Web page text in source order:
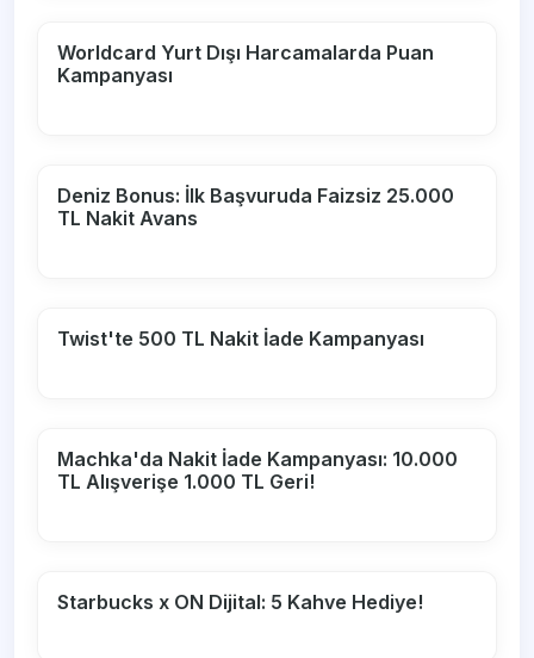
Worldcard Yurt Dışı Harcamalarda Puan
Kampanyası
Deniz Bonus: İlk Başvuruda Faizsiz 25.000
TL Nakit Avans
Twist'te 500 TL Nakit İade Kampanyası
Machka'da Nakit İade Kampanyası: 10.000
TL Alışverişe 1.000 TL Geri!
Starbucks x ON Dijital: 5 Kahve Hediye!